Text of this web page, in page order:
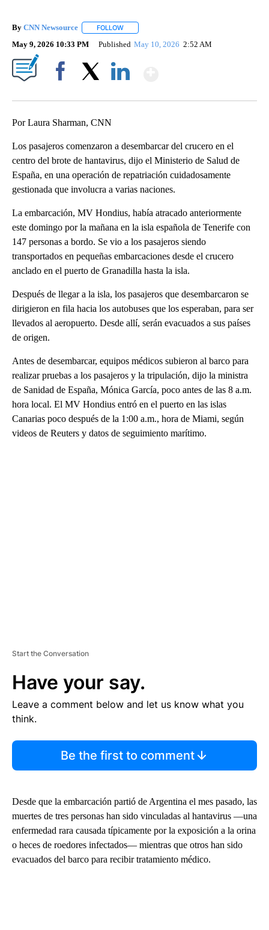
By CNN Newsource FOLLOW
May 9, 2026 10:33 PM Published May 10, 2026 2:52 AM
Por Laura Sharman, CNN
Los pasajeros comenzaron a desembarcar del crucero en el
centro del brote de hantavirus, dijo el Ministerio de Salud de
España, en una operación de repatriación cuidadosamente
gestionada que involucra a varias naciones.
La embarcación, MV Hondius, había atracado anteriormente
este domingo por la mañana en la isla española de Tenerife con
147 personas a bordo. Se vio a los pasajeros siendo
transportados en pequeñas embarcaciones desde el crucero
anclado en el puerto de Granadilla hasta la isla.
Después de llegar a la isla, los pasajeros que desembarcaron se
dirigieron en fila hacia los autobuses que los esperaban, para ser
llevados al aeropuerto. Desde allí, serán evacuados a sus países
de origen.
Antes de desembarcar, equipos médicos subieron al barco para
realizar pruebas a los pasajeros y la tripulación, dijo la ministra
de Sanidad de España, Mónica García, poco antes de las 8 a.m.
hora local. El MV Hondius entró en el puerto en las islas
Canarias poco después de la 1:00 a.m., hora de Miami, según
videos de Reuters y datos de seguimiento marítimo.
Start the Conversation
Have your say.
Leave a comment below and let us know what you
think.
Be the first to comment
Desde que la embarcación partió de Argentina el mes pasado, las
muertes de tres personas han sido vinculadas al hantavirus —una
enfermedad rara causada típicamente por la exposición a la orina
o heces de roedores infectados— mientras que otros han sido
evacuados del barco para recibir tratamiento médico.